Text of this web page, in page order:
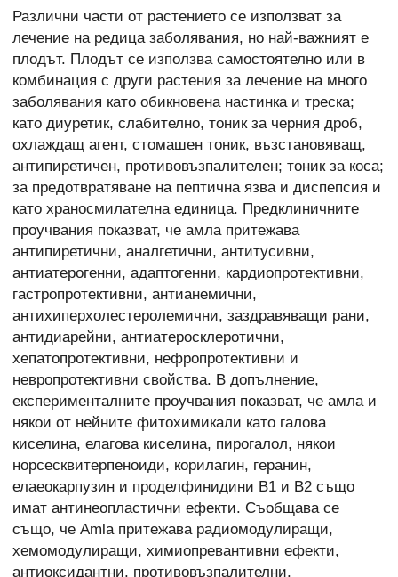
Различни части от растението се използват за
лечение на редица заболявания, но най-важният е
плодът. Плодът се използва самостоятелно или в
комбинация с други растения за лечение на много
заболявания като обикновена настинка и треска;
като диуретик, слабително, тоник за черния дроб,
охлаждащ агент, стомашен тоник, възстановяващ,
антипиретичен, противовъзпалителен; тоник за коса;
за предотвратяване на пептична язва и диспепсия и
като храносмилателна единица. Предклиничните
проучвания показват, че амла притежава
антипиретични, аналгетични, антитусивни,
антиатерогенни, адаптогенни, кардиопротективни,
гастропротективни, антианемични,
антихиперхолестеролемични, заздравяващи рани,
антидиарейни, антиатеросклеротични,
хепатопротективни, нефропротективни и
невропротективни свойства. В допълнение,
експерименталните проучвания показват, че амла и
някои от нейните фитохимикали като галова
киселина, елагова киселина, пирогалол, някои
норсесквитерпеноиди, корилагин, геранин,
елаеокарпузин и проделфинидини В1 и В2 също
имат антинеопластични ефекти. Съобщава се
също, че Amla притежава радиомодулиращи,
хемомодулиращи, химиопревантивни ефекти,
антиоксидантни, противовъзпалителни,